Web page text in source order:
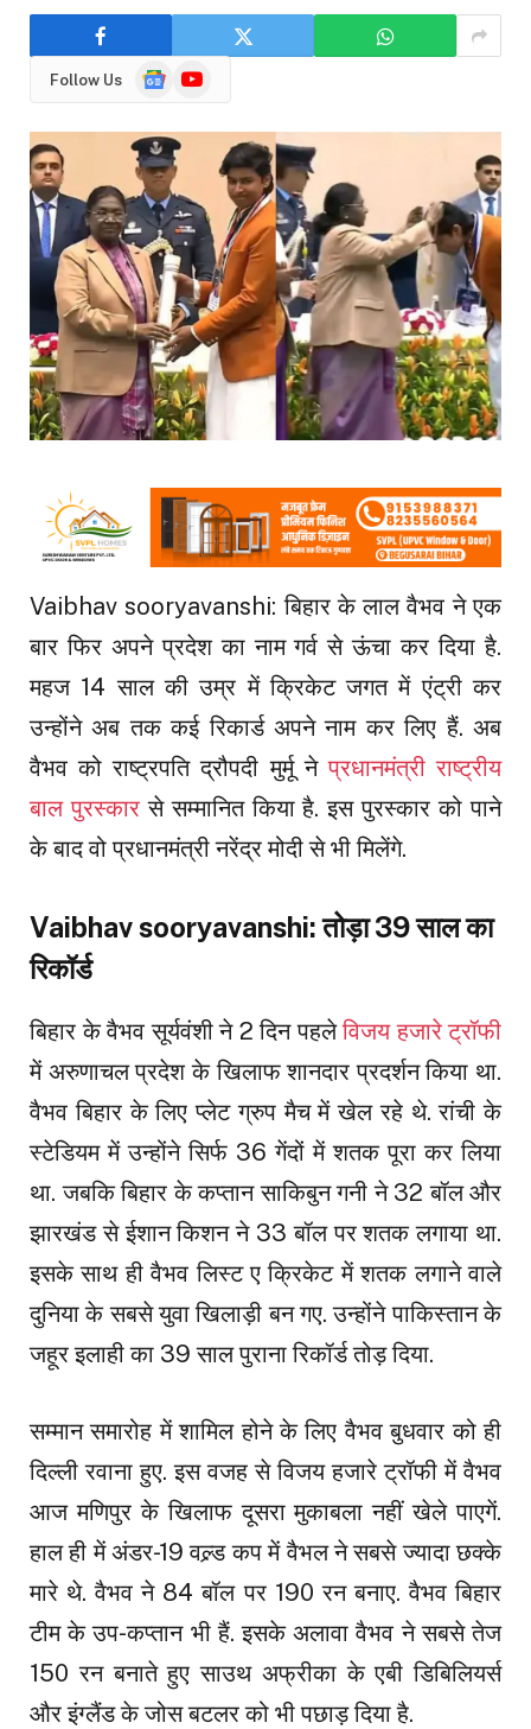
Follow Us
GoogleYouTube
Vaibhav sooryavanshi: बिहार के लाल वैभव ने एक
बार फिर अपने प्रदेश का नाम गर्व से ऊंचा कर दिया है.
महज 14 साल की उम्र में क्रिकेट जगत में एंट्री कर
उन्होंने अब तक कई रिकार्ड अपने नाम कर लिए हैं. अब
वैभव को राष्ट्रपति द्रौपदी मुर्मू नेप्रधानमंत्री राष्ट्रीय
बाल पुरस्कारसे सम्मानित किया है. इस पुरस्कार को पाने
के बाद वो प्रधानमंत्री नरेंद्र मोदी से भी मिलेंगे.
Vaibhav sooryavanshi: तोड़ा 39 साल का
रिकॉर्ड
बिहार के वैभव सूर्यवंशी ने 2 दिन पहलेविजय हजारे ट्रॉफी
में अरुणाचल प्रदेश के खिलाफ शानदार प्रदर्शन किया था.
वैभव बिहार के लिए प्लेट ग्रुप मैच में खेल रहे थे. रांची के
स्टेडियम में उन्होंने सिर्फ 36 गेंदों में शतक पूरा कर लिया
था. जबकि बिहार के कप्तान साकिबुन गनी ने 32 बॉल और
झारखंड से ईशान किशन ने 33 बॉल पर शतक लगाया था.
इसके साथ ही वैभव लिस्ट ए क्रिकेट में शतक लगाने वाले
दुनिया के सबसे युवा खिलाड़ी बन गए. उन्होंने पाकिस्तान के
जहूर इलाही का 39 साल पुराना रिकॉर्ड तोड़ दिया.
सम्मान समारोह में शामिल होने के लिए वैभव बुधवार को ही
दिल्ली रवाना हुए. इस वजह से विजय हजारे ट्रॉफी में वैभव
आज मणिपुर के खिलाफ दूसरा मुकाबला नहीं खेले पाएगें.
हाल ही में अंडर-19 वल्र्ड कप में वैभल ने सबसे ज्यादा छक्के
मारे थे. वैभव ने 84 बॉल पर 190 रन बनाए. वैभव बिहार
टीम के उप-कप्तान भी हैं. इसके अलावा वैभव ने सबसे तेज
150 रन बनाते हुए साउथ अफ्रीका के एबी डिबिलियर्स
और इंग्लैंड के जोस बटलर को भी पछाड़ दिया है.